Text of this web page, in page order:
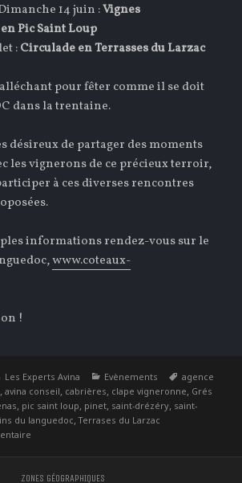
14 juin :Vignes
Pic Saint Loup
:Circulade en Terrasses du Larzac
pour fêter comme il se doit
dans la trentaine.
désireux de partager des moments
les vignerons de ce précieux terroir,
à ces diverses rencontres
informations rendez-vous sur le
www.coteaux-
!
Auteur
Les Experts Avina Catégories
Evènements Étiquettes
agence
,avina conseil, cabrières, clape vigneronne, Grés
, pic saint loup, pinet, saint-drézéry, saint-
du languedoc,Terrases du Larzac
ZONES GÉOGRAPHIQUES